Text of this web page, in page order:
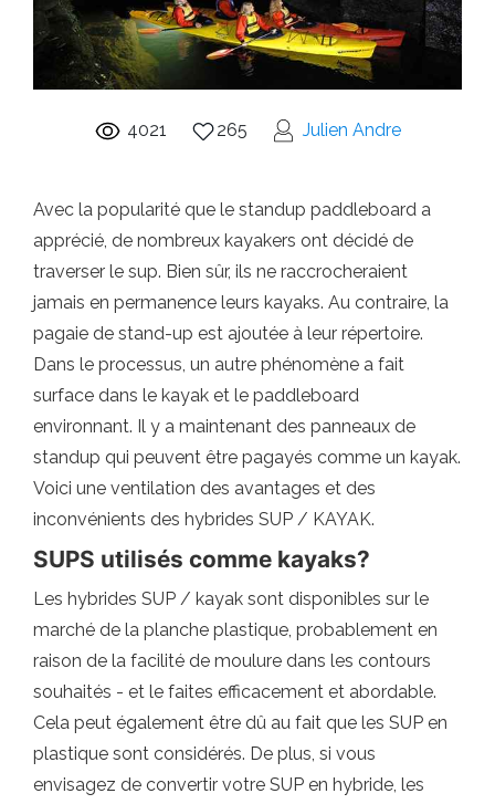
4021 265 Julien Andre
Avec la popularité que le standup paddleboard a
apprécié, de nombreux kayakers ont décidé de
traverser le sup. Bien sûr, ils ne raccrocheraient
jamais en permanence leurs kayaks. Au contraire, la
pagaie de stand-up est ajoutée à leur répertoire.
Dans le processus, un autre phénomène a fait
surface dans le kayak et le paddleboard
environnant. Il y a maintenant des panneaux de
standup qui peuvent être pagayés comme un kayak.
Voici une ventilation des avantages et des
inconvénients des hybrides SUP / KAYAK.
SUPS utilisés comme kayaks?
Les hybrides SUP / kayak sont disponibles sur le
marché de la planche plastique, probablement en
raison de la facilité de moulure dans les contours
souhaités - et le faites efficacement et abordable.
Cela peut également être dû au fait que les SUP en
plastique sont considérés. De plus, si vous
envisagez de convertir votre SUP en hybride, les